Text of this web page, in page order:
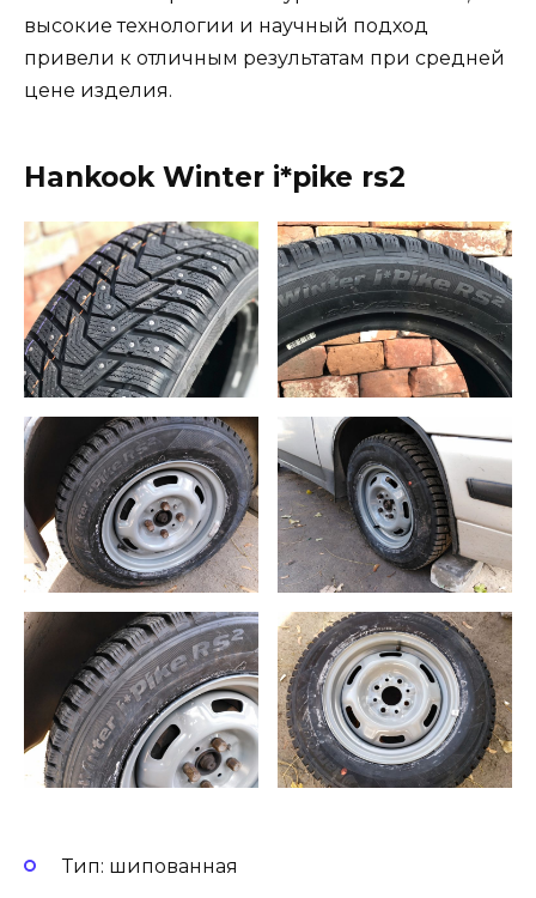
высокие технологии и научный подход
привели к отличным результатам при средней
цене изделия.
Hankook Winter i*pike rs2
Тип: шипованная